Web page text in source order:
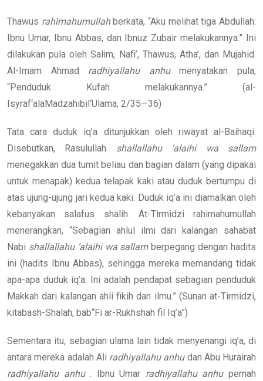
Thawus rahimahumullahberkata, “Aku melihat tiga Abdullah:
Ibnu Umar, Ibnu Abbas, dan Ibnuz Zubair melakukannya.” Ini
dilakukan pula oleh Salim, Nafi’, Thawus, Atha’, dan Mujahid.
Al-Imam Ahmad radhiyallahu anhumenyatakan pula,
“Penduduk Kufah melakukannya.” (al-
Isyraf‘alaMadzahibil‘Ulama, 2/35—36)
Tata cara duduk iq’a ditunjukkan oleh riwayat al-Baihaqi.
Disebutkan, Rasulullah shallallahu ‘alaihi wa sallam
menegakkan dua tumit beliau dan bagian dalam (yang dipakai
untuk menapak) kedua telapak kaki atau duduk bertumpu di
atas ujung-ujung jari kedua kaki. Duduk iq’a ini diamalkan oleh
kebanyakan salafus shalih. At-Tirmidzi rahimahumullah
menerangkan, “Sebagian ahlul ilmi dari kalangan sahabat
Nabi shallallahu ‘alaihi wa sallamberpegang dengan hadits
ini (hadits Ibnu Abbas), sehingga mereka memandang tidak
apa-apa duduk iq’a. Ini adalah pendapat sebagian penduduk
Makkah dari kalangan ahli fikih dan ilmu.” (Sunan at-Tirmidzi,
kitabash-Shalah, bab“Fi ar-Rukhshah fil Iq’a”)
Sementara itu, sebagian ulama lain tidak menyenangi iq’a, di
antara mereka adalah Ali radhiyallahu anhu dan Abu Hurairah
radhiyallahu anhu
. Ibnu Umar radhiyallahu anhupernah